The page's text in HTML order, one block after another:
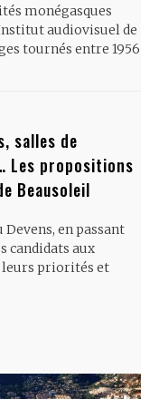
monégasques
audiovisuel de
tournés entre 1956
salles de
Les propositions
Beausoleil
en passant
candidats aux
leurs priorités et